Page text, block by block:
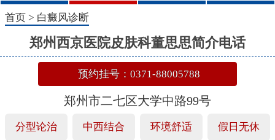
1 2 3 4
首页 > 白癜风诊断
郑州西京医院皮肤科董思思简介电话
预约挂号：0371-88005788
郑州市二七区大学中路99号
分型论治 中西结合 环境舒适 假日无休